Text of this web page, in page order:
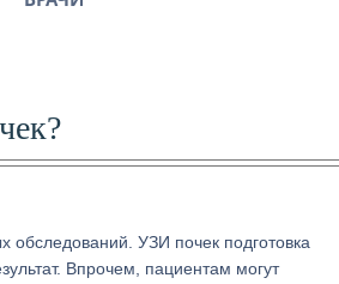
обследований. УЗИ почек подготовка
Впрочем, пациентам могут